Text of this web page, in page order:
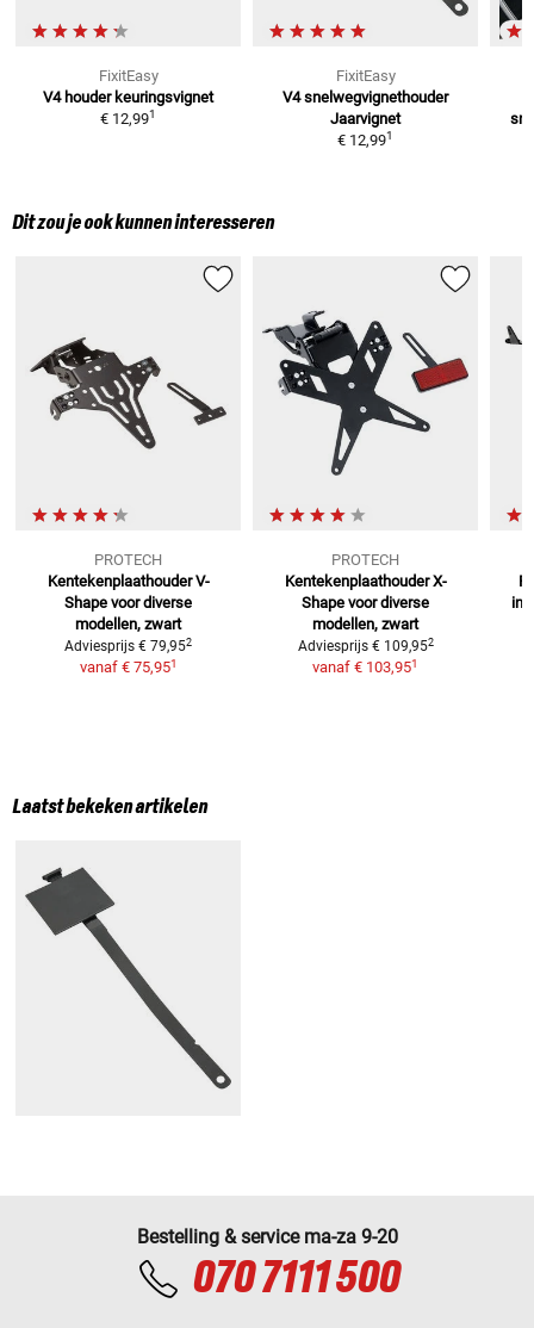
FixitEasy
V4 houder keuringsvignet
€ 12,991
FixitEasy
V4 snelwegvignethouder
Jaarvignet
€ 12,991
Dit zou je ook kunnen interesseren
PROTECH
Kentekenplaathouder V-
Shape voor diverse
modellen, zwart
Adviesprijs € 79,952
vanaf € 75,951
PROTECH
Kentekenplaathouder X-
Shape voor diverse
modellen, zwart
Adviesprijs € 109,952
vanaf € 103,951
Laatst bekeken artikelen
Bestelling & service ma-za 9-20
070 7111 500